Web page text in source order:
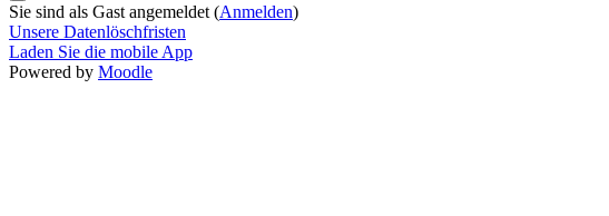
Sie sind als Gast angemeldet (Anmelden)
Unsere Datenlöschfristen
Laden Sie die mobile App
Powered by Moodle